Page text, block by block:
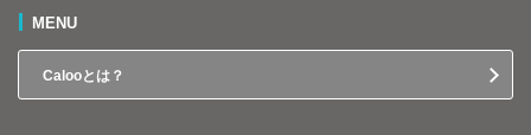
MENU
Calooとは？